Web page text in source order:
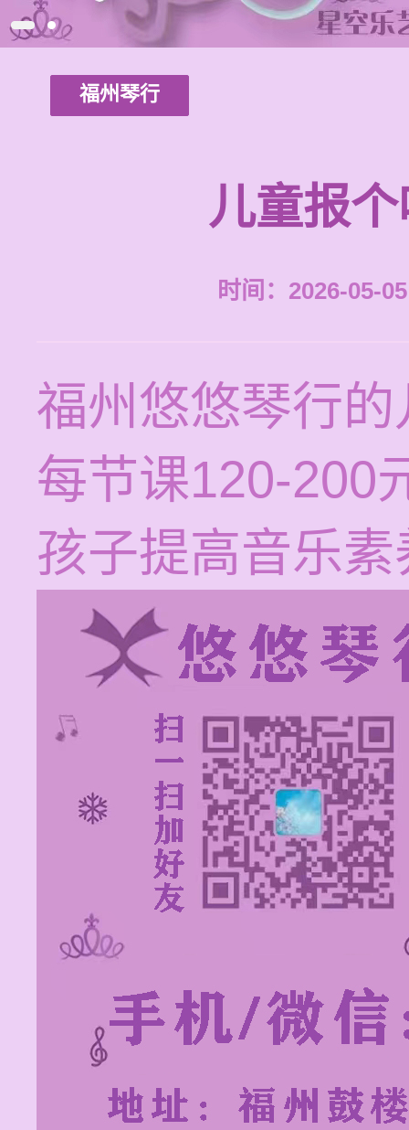
福州琴行
儿童报
时间：2026-05-
福州悠悠琴行
每节课120-200
孩子提高音乐素